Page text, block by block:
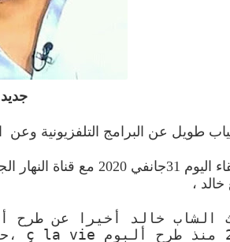
جديد
طويل عن البرامج التلفزيونية وعن
في لقاء اليوم
خالد ،
الشاب خالد أخيرا عن طرح